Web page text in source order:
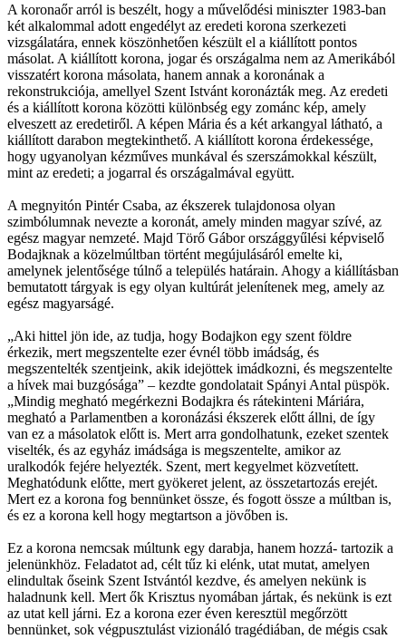
A koronaőr arról is beszélt, hogy a művelődési miniszter 1983-ban
két alkalommal adott engedélyt az eredeti korona szerkezeti
vizsgálatára, ennek köszönhetően készült el a kiállított pontos
másolat. A kiállított korona, jogar és országalma nem az Amerikából
visszatért korona másolata, hanem annak a koronának a
rekonstrukciója, amellyel Szent Istvánt koronázták meg. Az eredeti
és a kiállított korona közötti különbség egy zománc kép, amely
elveszett az eredetiről. A képen Mária és a két arkangyal látható, a
kiállított darabon megtekinthető. A kiállított korona érdekessége,
hogy ugyanolyan kézműves munkával és szerszámokkal készült,
mint az eredeti; a jogarral és országalmával együtt.
A megnyitón Pintér Csaba, az ékszerek tulajdonosa olyan
szimbólumnak nevezte a koronát, amely minden magyar szívé, az
egész magyar nemzeté. Majd Törő Gábor országgyűlési képviselő
Bodajknak a közelmúltban történt megújulásáról emelte ki,
amelynek jelentősége túlnő a település határain. Ahogy a kiállításban
bemutatott tárgyak is egy olyan kultúrát jelenítenek meg, amely az
egész magyarságé.
„Aki hittel jön ide, az tudja, hogy Bodajkon egy szent földre
érkezik, mert megszentelte ezer évnél több imádság, és
megszentelték szentjeink, akik idejöttek imádkozni, és megszentelte
a hívek mai buzgósága” – kezdte gondolatait Spányi Antal püspök.
„Mindig megható megérkezni Bodajkra és rátekinteni Máriára,
megható a Parlamentben a koronázási ékszerek előtt állni, de így
van ez a másolatok előtt is. Mert arra gondolhatunk, ezeket szentek
viselték, és az egyház imádsága is megszentelte, amikor az
uralkodók fejére helyezték. Szent, mert kegyelmet közvetített.
Meghatódunk előtte, mert gyökeret jelent, az összetartozás erejét.
Mert ez a korona fog bennünket össze, és fogott össze a múltban is,
és ez a korona kell hogy megtartson a jövőben is.
Ez a korona nemcsak múltunk egy darabja, hanem hozzá- tartozik a
jelenünkhöz. Feladatot ad, célt tűz ki elénk, utat mutat, amelyen
elindultak őseink Szent Istvántól kezdve, és amelyen nekünk is
haladnunk kell. Mert ők Krisztus nyomában jártak, és nekünk is ezt
az utat kell járni. Ez a korona ezer éven keresztül megőrzött
bennünket, sok végpusztulást vizionáló tragédiában, de mégis csak